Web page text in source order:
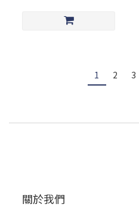
1 2 3
關於我們